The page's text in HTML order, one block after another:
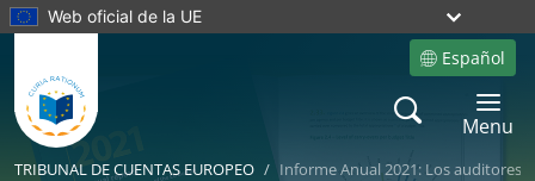
Web oficial de la UE
Español
Site language
Search
Toggle
Menu
TRIBUNAL DE CUENTAS EUROPEO Informe Anual 2021: Los auditores